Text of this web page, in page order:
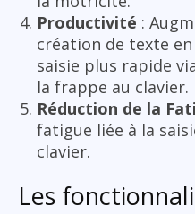
Productivité :
création de texte
saisie plus rapide
la frappe au clavier.
Réduction de la
fatigue liée à la
clavier.
Les